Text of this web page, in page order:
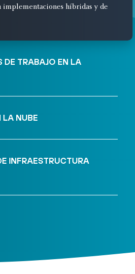
híbridas y de
DE TRABAJO EN LA
LA NUBE
INFRAESTRUCTURA